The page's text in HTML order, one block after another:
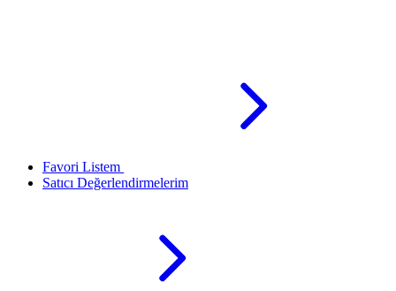
Favori Listem
Satıcı Değerlendirmelerim